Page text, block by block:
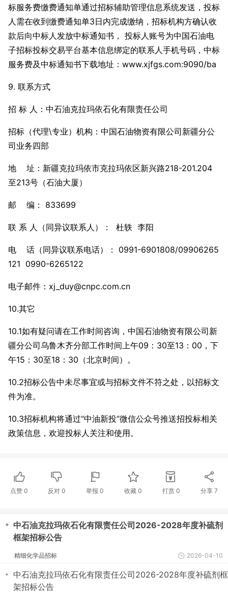
标服务费缴费通知单通过招标辅助管理信息系统发送，投标
人需在收到缴费通知单3日内完成缴纳，招标机构方确认收
款后向中标人发放中标通知书， 投标人账号为中国石油电
子招标投标交易平台基本信息绑定的联系人手机号码，中标
服务费及中标通知书下载地址：www.xjfgs.com:9090/ba
9. 联系方式
招 标 人：中石油克拉玛依石化有限责任公司
招标（代理\专业）机构：中国石油物资有限公司新疆分公
司业务四部
地 址：新疆克拉玛依市克拉玛依区新兴路218-201.204
至213号（石油大厦）
邮 编： 833699
联 系 人（同异议联系人）： 杜轶 李阳
电 话（同异议联系电话）： 0991-6901808/09906265
121 0990-6265122
电子邮件： xj_duy@cnpc.com.cn
10.其它
10.1如有疑问请在工作时间咨询，中国石油物资有限公司新
疆分公司乌鲁木齐分部工作时间上午09：30至13：00，下
午15：30至18：30（北京时间）。
10.2招标公告中未尽事宜或与招标文件不符之处，以招标文
件为准。
10.3招标机构将通过“中油新投”微信公众号推送招投标相关
政策信息，欢迎投标人关注和使用。
点赞 0 反对0 举报 0 收藏 0 打赏 0 分享 7
・ 中石油克拉玛依石化有限责任公司2026-2028年度补硫剂
框架招标公告
精细化学品招标 2026-04-10
・ 中石油克拉玛依石化有限责任公司2026-2028年度补硫剂框
架招标公告